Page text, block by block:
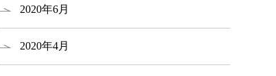
2020年6月
2020年4月